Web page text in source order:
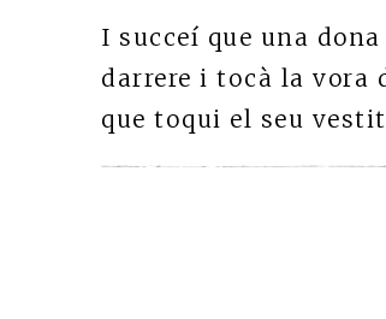
I succeí que una
darrere i tocà la vora
que toqui el seu